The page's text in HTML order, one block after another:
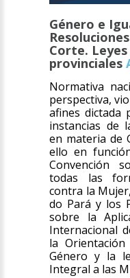
Género e
Corte.
provinciales
Normativa
perspectiva,
afines dictada
instancias de
en materia de
ello en
Convención
todas las
contra la
do Pará y los
sobre la
Internacional
la
Género y la
Integral a las